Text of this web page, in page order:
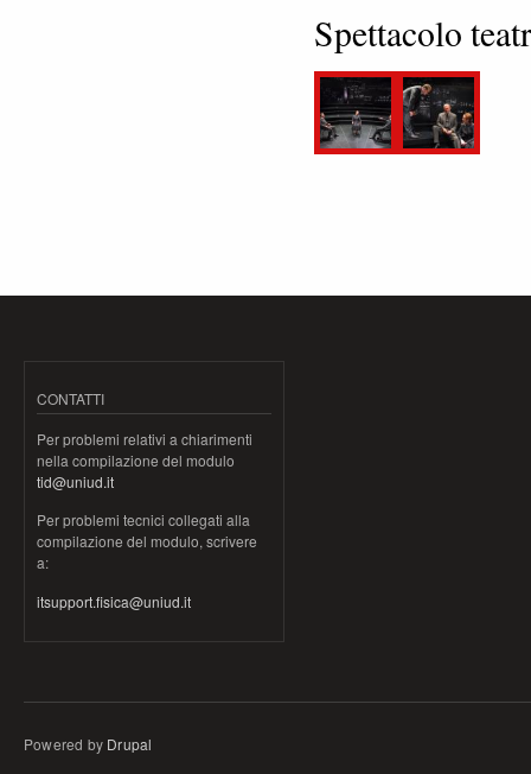
Spettacolo
CONTATTI
Per problemi relativi a chiarimenti
nella compilazione del modulo
tid@uniud.it
Per problemi tecnici collegati alla
compilazione del modulo, scrivere
a:
itsupport.fisica@uniud.it
Powered by Drupal